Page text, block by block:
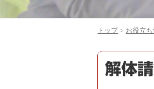
トップ > お役立
解体